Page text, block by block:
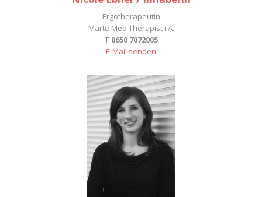
Ergotherapeutin
Marte Meo Therapist i.A.
T 0650 7072005
E-Mail senden